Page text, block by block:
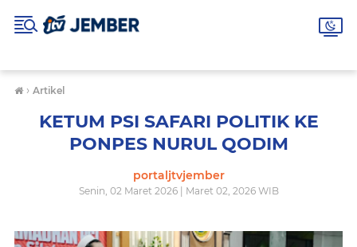
› Artikel
KETUM PSI SAFARI POLITIK KE
PONPES NURUL QODIM
portaljtvjember
Senin, 02 Maret 2026 | Maret 02, 2026 WIB